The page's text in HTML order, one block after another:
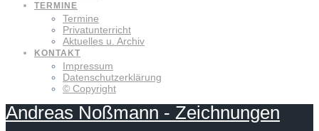
TERMINE
Termine
Privatunterricht
Aktuelles u. Archiv
KONTAKT
Impressum
Datenschutzerklärung
© Copyright
Andreas Noßmann - Zeichnungen